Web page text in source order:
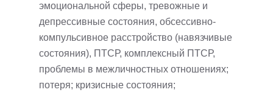
эмоциональной сферы, тревожные и
депрессивные состояния, обсессивно-
компульсивное расстройство (навязчивые
состояния), ПТСР, комплексный ПТСР,
проблемы в межличностных отношениях;
потеря; кризисные состояния;